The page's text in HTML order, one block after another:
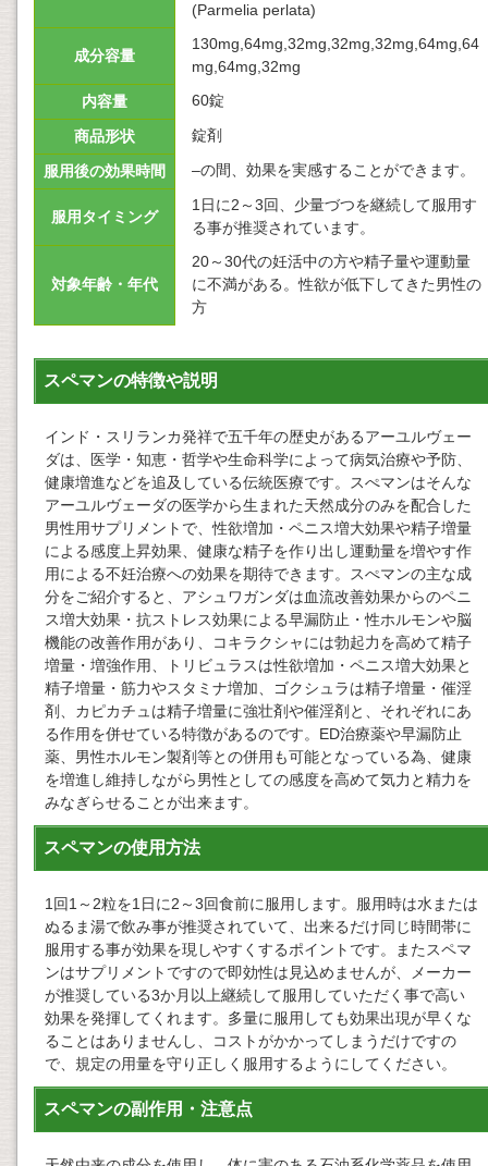
(Parmelia perlata)
成分容量
130mg,64mg,32mg,32mg,32mg,64mg,64
mg,64mg,32mg
内容量
60錠
商品形状 錠剤
服用後の効果時間 –の間、効果を実感することができます。
服用タイミング
1日に2～3回、少量づつを継続して服用す
る事が推奨されています。
対象年齢・年代
20～30代の妊活中の方や精子量や運動量
に不満がある。性欲が低下してきた男性の
方
スペマンの特徴や説明
インド・スリランカ発祥で五千年の歴史があるアーユルヴェー
ダは、医学・知恵・哲学や生命科学によって病気治療や予防、
健康増進などを追及している伝統医療です。スぺマンはそんな
アーユルヴェーダの医学から生まれた天然成分のみを配合した
男性用サプリメントで、性欲増加・ペニス増大効果や精子増量
による感度上昇効果、健康な精子を作り出し運動量を増やす作
用による不妊治療への効果を期待できます。スぺマンの主な成
分をご紹介すると、アシュワガンダは血流改善効果からのペニ
ス増大効果・抗ストレス効果による早漏防止・性ホルモンや脳
機能の改善作用があり、コキラクシャには勃起力を高めて精子
増量・増強作用、トリビュラスは性欲増加・ペニス増大効果と
精子増量・筋力やスタミナ増加、ゴクシュラは精子増量・催淫
剤、カピカチュは精子増量に強壮剤や催淫剤と、それぞれにあ
る作用を併せている特徴があるのです。ED治療薬や早漏防止
薬、男性ホルモン製剤等との併用も可能となっている為、健康
を増進し維持しながら男性としての感度を高めて気力と精力を
みなぎらせることが出来ます。
スペマンの使用方法
1回1～2粒を1日に2～3回食前に服用します。服用時は水または
ぬるま湯で飲み事が推奨されていて、出来るだけ同じ時間帯に
服用する事が効果を現しやすくするポイントです。またスペマ
ンはサプリメントですので即効性は見込めませんが、メーカー
が推奨している3か月以上継続して服用していただく事で高い
効果を発揮してくれます。多量に服用しても効果出現が早くな
ることはありませんし、コストがかかってしまうだけですの
で、規定の用量を守り正しく服用するようにしてください。
スペマンの副作用・注意点